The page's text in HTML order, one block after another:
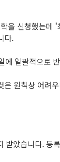
을 신청했는데 '
다.
에 일괄적으로
은 원칙상 어려
받았습니다. 등